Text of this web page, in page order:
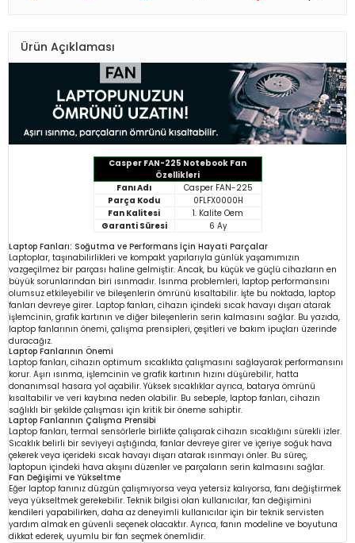
Ürün Açıklaması
Casper FAN-225 Notebook Fan
Özellikleri
Fanı Adı
Casper FAN-225
Parça Kodu
0FLFX0000H
Fan Kalitesi
1. Kalite Oem
Garanti Süresi
6 Ay
Laptop Fanları: Soğutma ve Performans İçin Hayati Parçalar
Laptoplar, taşınabilirlikleri ve kompakt yapılarıyla günlük yaşamımızın
vazgeçilmez bir parçası haline gelmiştir. Ancak, bu küçük ve güçlü cihazların en
büyük sorunlarından biri ısınmadır. Isınma problemleri, laptop performansını
olumsuz etkileyebilir ve bileşenlerin ömrünü kısaltabilir. İşte bu noktada, laptop
fanları devreye girer. Laptop fanları, cihazın içindeki sıcak havayı dışarı atarak
işlemcinin, grafik kartının ve diğer bileşenlerin serin kalmasını sağlar. Bu yazıda,
laptop fanlarının önemi, çalışma prensipleri, çeşitleri ve bakım ipuçları üzerinde
duracağız.
Laptop Fanlarının Önemi
Laptop fanları, cihazın optimum sıcaklıkta çalışmasını sağlayarak performansını
korur. Aşırı ısınma, işlemcinin ve grafik kartının hızını düşürebilir, hatta
donanımsal hasara yol açabilir. Yüksek sıcaklıklar ayrıca, batarya ömrünü
kısaltabilir ve veri kaybına neden olabilir. Bu sebeple, laptop fanları, cihazın
sağlıklı bir şekilde çalışması için kritik bir öneme sahiptir.
Laptop Fanlarının Çalışma Prensibi
Laptop fanları, termal sensörlerle birlikte çalışarak cihazın sıcaklığını sürekli izler.
Sıcaklık belirli bir seviyeyi aştığında, fanlar devreye girer ve içeriye soğuk hava
çekerek veya içerideki sıcak havayı dışarı atarak ısınmayı önler. Bu süreç,
laptopun içindeki hava akışını düzenler ve parçaların serin kalmasını sağlar.
Fan Değişimi ve Yükseltme
Eğer laptop fanınız düzgün çalışmıyorsa veya yetersiz kalıyorsa, fanı değiştirmek
veya yükseltmek gerekebilir. Teknik bilgisi olan kullanıcılar, fan değişimini
kendileri yapabilirken, daha az deneyimli kullanıcılar için bir teknik servisten
yardım almak en güvenli seçenek olacaktır. Ayrıca, fanın modeline ve boyutuna
dikkat ederek, uyumlu bir fan seçmek önemlidir.